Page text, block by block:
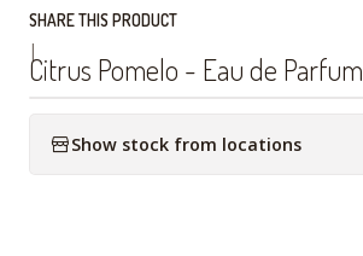
SHARE THIS PRODUCT
|
Citrus Pomelo - Eau de Parfum
Show stock from locations